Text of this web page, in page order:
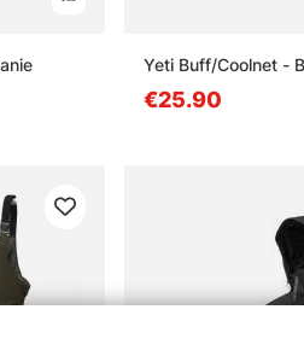
Yeti Buff/Coolnet -
€25.90